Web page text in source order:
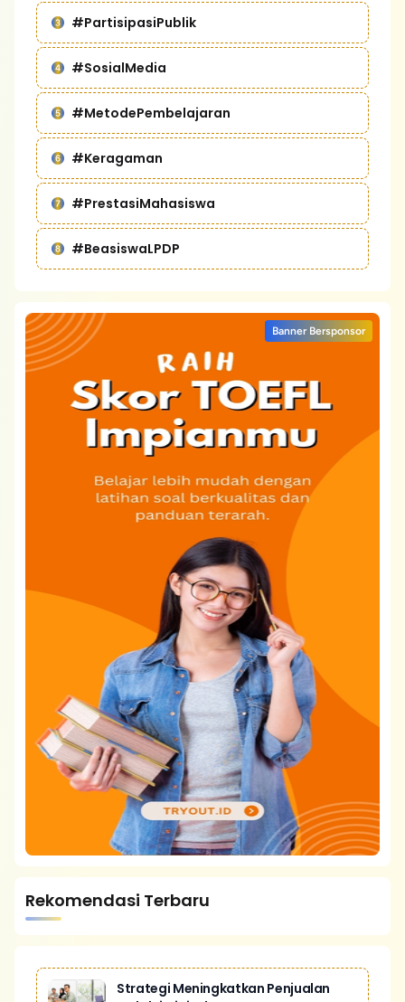
#PartisipasiPublik
#SosialMedia
#MetodePembelajaran
#Keragaman
#PrestasiMahasiswa
#BeasiswaLPDP
Banner Bersponsor
Rekomendasi Terbaru
Strategi Meningkatkan Penjualan